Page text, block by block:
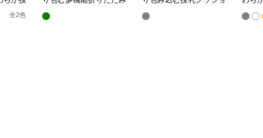
全2色
き枕